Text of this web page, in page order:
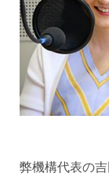
弊機構代表の